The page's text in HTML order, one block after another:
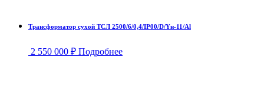
Трансформатор сухой ТСЛ 2500/6/0,4/IP00/D/Yн-11/Al
2 550 000 ₽ Подробнее